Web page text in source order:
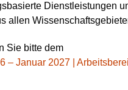
Dienstleistungen
allen
Sie bitte dem
– Januar 2027 |